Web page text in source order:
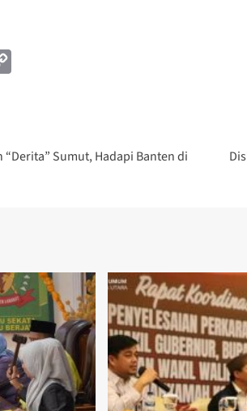
Sumut, Hadapi Banten di